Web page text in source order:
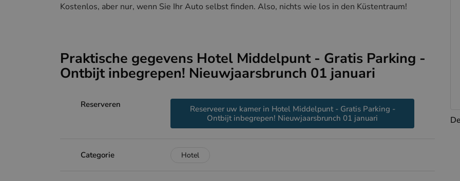
Kostenlos, aber nur, wenn Sie Ihr Auto selbst finden. Also, nichts wie los in den Küstentraum!
Praktische gegevens Hotel Middelpunt - Gratis Parking -
Ontbijt inbegrepen! Nieuwjaarsbrunch 01 januari
Reserveren
Reserveer uw kamer in Hotel Middelpunt - Gratis Parking -
Ontbijt inbegrepen! Nieuwjaarsbrunch 01 januari
Categorie Hotel